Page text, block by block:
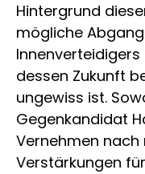
Hintergrund
mögliche
dessen Zukunft
ungewiss ist.
Gegenkandidat
Vernehmen
Verstärkungen